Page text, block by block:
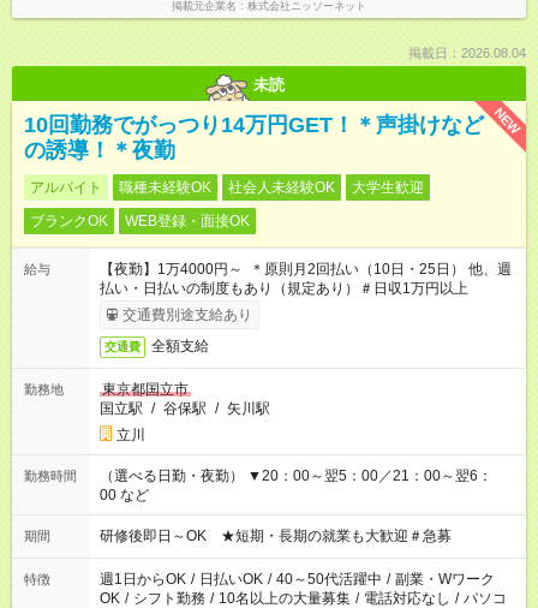
掲載元企業名 株式会社ニッソーネット
掲載日：2026.08.04
未読
NEW
10回勤務でがっつり14万円GET！＊声掛けなど
の誘導！＊夜勤
アルバイト 職種未経験OK 社会人未経験OK
大学生歓迎
ブランクOK
WEB登録・面接OK
給与
【夜勤】1万4000円～ ＊原則月2回払い（10日・25日） 他、週
払い・日払いの制度もあり（規定あり）＃日収1万円以上
交通費別途支給あり
交通費 全額支給
勤務地
東京都国立市
国立駅 / 谷保駅 / 矢川駅
立川
勤務時間
（選べる日勤・夜勤） ▼20：00～翌5：00／21：00～翌6：
00 など
期間 研修後即日～OK ★短期・長期の就業も大歓迎＃急募
特徴 週1日からOK / 日払いOK / 40～50代活躍中 / 副業・Wワーク
OK / シフト勤務 / 10名以上の大量募集 / 電話対応なし / パソコ